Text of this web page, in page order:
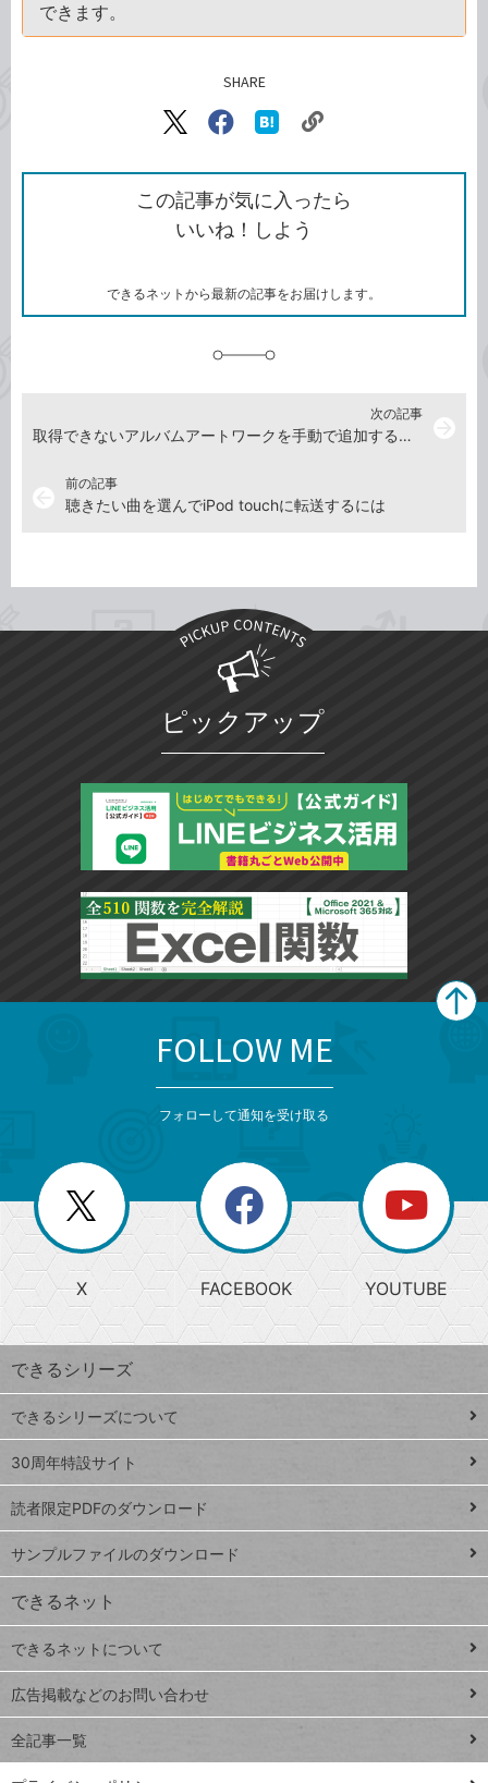
できます。
SHARE
X（旧
で
シ
ェ
ア
Facebook
シ
ェ
ア
な
ブ
ッ
ク
ク
ク
を
コ
この記事が気に入ったら
いいね！しよう
できるネットから最新の記事をお届けします。
前の記事
聴きたい曲を選んでiPod touchに転送するには
次の記事
取得できないアルバムアートワークを手動で追加するには
ピックアップ
じ
る
search
検
索
上
昇
ワ
ー
ド
Google
スプレ
ッドシ
ート
iPhone
VLOOKUP
close
閉じ
る
閉
じ
る
ー
か
ら
探
す
ト
ッ
プ
ペ
ジ
連載
Excel Q&A
トイアンナ流仕
事術
PowerAutomate
FOLLOW ME
フォローして通知を受け取る
X FACEBOOK YOUTUBE
できるシリーズ
できるシリーズについて
30周年特設サイト
読者限定PDFのダウンロード
サンプルファイルのダウンロード
できるネット
できるネットについて
広告掲載などのお問い合わせ
全記事一覧